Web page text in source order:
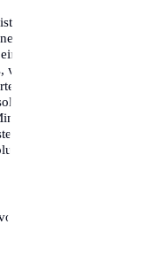
für seine strikte
gültigen Schein
Knöllchen
du Radwege,
schweren
der
hierfür belaufen
das Bußgeld.
Rettungswegen